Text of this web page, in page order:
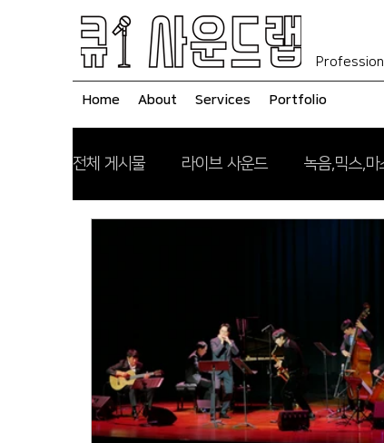
Home About Services Portfolio
전체 게시물 라이브 사운드 녹음,믹스,마